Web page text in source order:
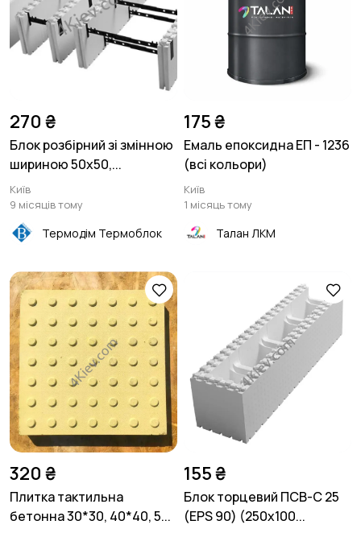
270 ₴
Блок розбірний зі змінною
шириною 50х50,...
Київ
9 місяців тому
Термодім Термоблок
175 ₴
Емаль епоксидна ЕП - 1236
(всі кольори)
Київ
1 місяць тому
Талан ЛКМ
320 ₴
Плитка тактильна
бетонна 30*30, 40*40, 5...
155 ₴
Блок торцевий ПСВ-С 25
(EPS 90) (250x100...